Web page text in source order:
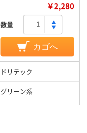
￥2,280
数量
カゴへ
ドリテック
グリーン系